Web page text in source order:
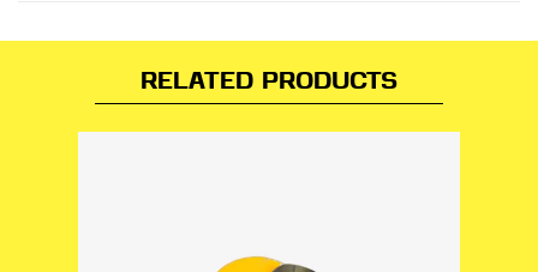
RELATED PRODUCTS